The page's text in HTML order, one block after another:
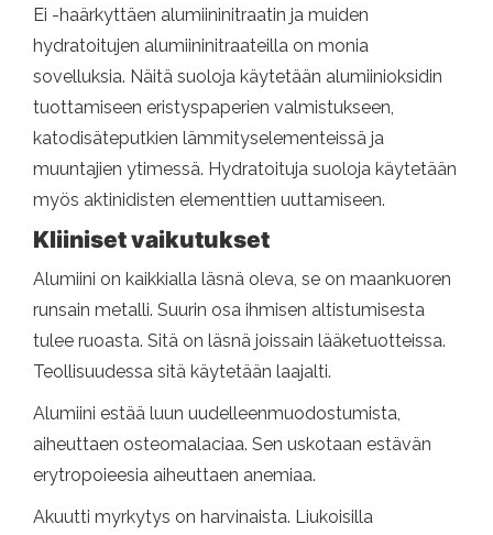
Ei -haärkyttäen alumiininitraatin ja muiden
hydratoitujen alumiininitraateilla on monia
sovelluksia. Näitä suoloja käytetään alumiinioksidin
tuottamiseen eristyspaperien valmistukseen,
katodisäteputkien lämmityselementeissä ja
muuntajien ytimessä. Hydratoituja suoloja käytetään
myös aktinidisten elementtien uuttamiseen.
Kliiniset vaikutukset
Alumiini on kaikkialla läsnä oleva, se on maankuoren
runsain metalli. Suurin osa ihmisen altistumisesta
tulee ruoasta. Sitä on läsnä joissain lääketuotteissa.
Teollisuudessa sitä käytetään laajalti.
Alumiini estää luun uudelleenmuodostumista,
aiheuttaen osteomalaciaa. Sen uskotaan estävän
erytropoieesia aiheuttaen anemiaa.
Akuutti myrkytys on harvinaista. Liukoisilla